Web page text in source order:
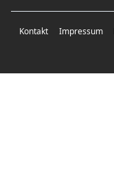
Kontakt Impressum